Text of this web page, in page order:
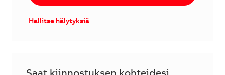
Hallitse hälytyksiä